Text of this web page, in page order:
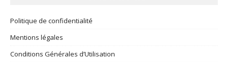
Politique de confidentialité
Mentions légales
Conditions Générales d’Utilisation